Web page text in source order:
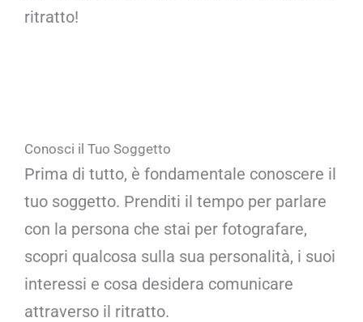
ritratto!
Conosci il Tuo Soggetto
Prima di tutto, è fondamentale conoscere il
tuo soggetto. Prenditi il tempo per parlare
con la persona che stai per fotografare,
scopri qualcosa sulla sua personalità, i suoi
interessi e cosa desidera comunicare
attraverso il ritratto.